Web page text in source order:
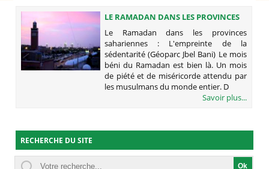
LE RAMADAN DANS LES PROVINCES
SAHARIENNES : L'EMPREINTE DE LA
SÉDENTARITÉ (GÉOPARC JBEL BANI)
Le Ramadan dans les provinces
sahariennes : L'empreinte de la
sédentarité (Géoparc Jbel Bani) Le mois
béni du Ramadan est bien là. Un mois
de piété et de miséricorde attendu par
les musulmans du monde entier. D
Savoir plus...
RECHERCHE DU SITE